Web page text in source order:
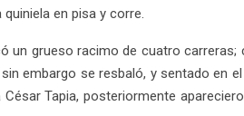
en pisa y corre.
un grueso racimo de cuatro
embargo se resbaló, y sentado
Tapia, posteriormente